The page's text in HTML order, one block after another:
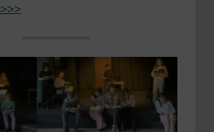
>>>